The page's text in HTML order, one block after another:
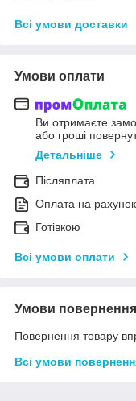
Всі умови доставки
Умови оплати
Ви отримаєте
або гроші
Детальніше
Післяплата
Оплата на рахунок
Готівкою
Всі умови оплати
Умови повернення
Повернення товару
Всі умови